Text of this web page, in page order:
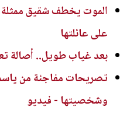
الموت يخطف شقيق
على عائلتها
بعد غياب طويل.. أصالة
تصريحات مفاجئة من
وشخصيتها - فيديو